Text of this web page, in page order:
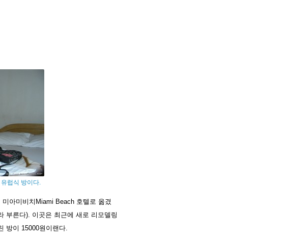
럽식 방이다.
아미비치Miami Beach 호텔로 옮겼
부른다). 이곳은 최근에 새로 리모델링
방이 15000원이랜다.